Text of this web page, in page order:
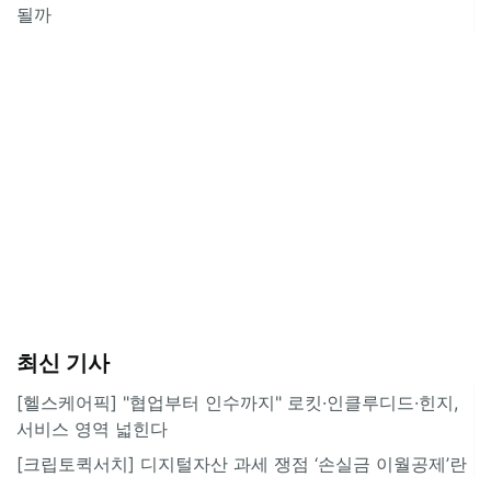
될까
최신 기사
[헬스케어픽] "협업부터 인수까지" 로킷·인클루디드·힌지,
서비스 영역 넓힌다
[크립토퀵서치] 디지털자산 과세 쟁점 ‘손실금 이월공제’란